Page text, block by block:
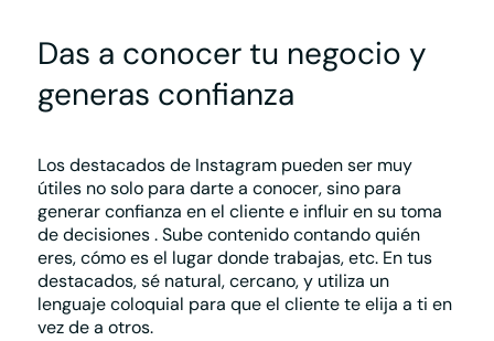
Das a conocer tu negocio y
generas confianza
Los destacados de Instagram pueden ser muy
útiles no solo para darte a conocer, sino para
generar confianza en el clientee influir en su toma
de decisiones. Sube contenido contando quién
eres, cómo es el lugar donde trabajas, etc. En tus
destacados, sé natural, cercano, y utiliza un
lenguaje coloquial para que el cliente te elija a ti en
vez de a otros.